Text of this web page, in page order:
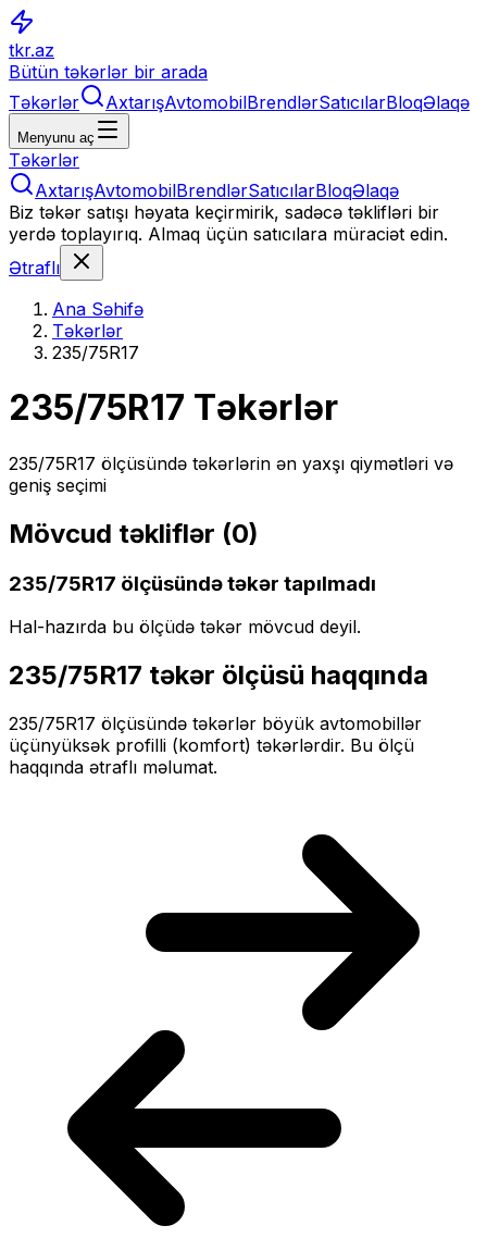
tkr.az
Bütün təkərlər bir arada
Təkərlər
AxtarışAvtomobilBrendlərSatıcılarBloqƏlaqə
Menyunu aç
Təkərlər
AxtarışAvtomobilBrendlərSatıcılarBloqƏlaqə
Biz təkər satışı həyata keçirmirik, sadəcə təklifləri bir
yerdə toplayırıq. Almaq üçün satıcılara müraciət edin.
Ətraflı
Ana Səhifə
Təkərlər
235/75R17
235/75R17 Təkərlər
235/75R17 ölçüsündə təkərlərin ən yaxşı qiymətləri və
geniş seçimi
Mövcud təkliflər (0)
235/75R17 ölçüsündə təkər tapılmadı
Hal-hazırda bu ölçüdə təkər mövcud deyil.
235/75R17 təkər ölçüsü haqqında
235/75R17 ölçüsündə təkərlər böyük avtomobillər
üçünyüksək profilli (komfort) təkərlərdir. Bu ölçü
haqqında ətraflı məlumat.